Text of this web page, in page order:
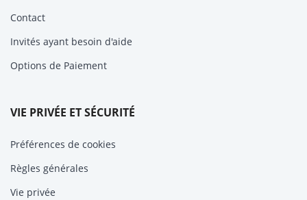
Contact
Invités ayant besoin d'aide
Options de Paiement
VIE PRIVÉE ET SÉCURITÉ
Préférences de cookies
Règles générales
Vie privée